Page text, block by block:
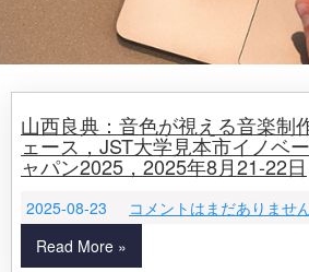
山西良典：音色が視える音楽制
ェース，JST大学見本市イノベ
ャパン2025，2025年8月21-22日
2025-08-23
コメントはまだありませ
Read More »